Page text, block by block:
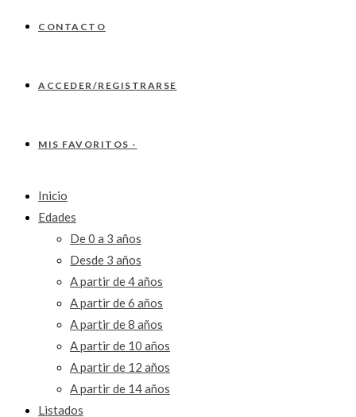
CONTACTO
ACCEDER/REGISTRARSE
MIS FAVORITOS -
Inicio
Edades
De 0 a 3 años
Desde 3 años
A partir de 4 años
A partir de 6 años
A partir de 8 años
A partir de 10 años
A partir de 12 años
A partir de 14 años
Listados